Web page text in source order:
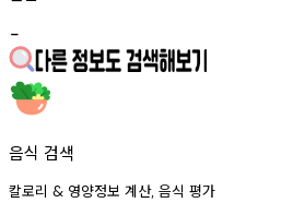
-
음식 검색
칼로리 & 영양정보 계산, 음식 평가